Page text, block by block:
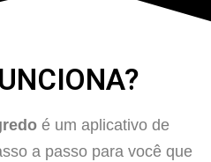
é um aplicativo de
a passo para você que